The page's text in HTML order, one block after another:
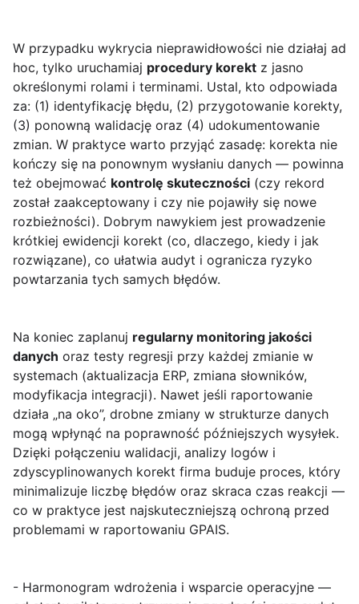
W przypadku wykrycia nieprawidłowości nie działaj ad
hoc, tylko uruchamiaj procedury korekt z jasno
określonymi rolami i terminami. Ustal, kto odpowiada
za: (1) identyfikację błędu, (2) przygotowanie korekty,
(3) ponowną walidację oraz (4) udokumentowanie
zmian. W praktyce warto przyjąć zasadę: korekta nie
kończy się na ponownym wysłaniu danych — powinna
też obejmować kontrolę skuteczności (czy rekord
został zaakceptowany i czy nie pojawiły się nowe
rozbieżności). Dobrym nawykiem jest prowadzenie
krótkiej ewidencji korekt (co, dlaczego, kiedy i jak
rozwiązane), co ułatwia audyt i ogranicza ryzyko
powtarzania tych samych błędów.
Na koniec zaplanuj regularny monitoring jakości
danych oraz testy regresji przy każdej zmianie w
systemach (aktualizacja ERP, zmiana słowników,
modyfikacja integracji). Nawet jeśli raportowanie
działa „na oko”, drobne zmiany w strukturze danych
mogą wpłynąć na poprawność późniejszych wysyłek.
Dzięki połączeniu walidacji, analizy logów i
zdyscyplinowanych korekt firma buduje proces, który
minimalizuje liczbę błędów oraz skraca czas reakcji —
co w praktyce jest najskuteczniejszą ochroną przed
problemami w raportowaniu GPAIS.
- Harmonogram wdrożenia i wsparcie operacyjne —